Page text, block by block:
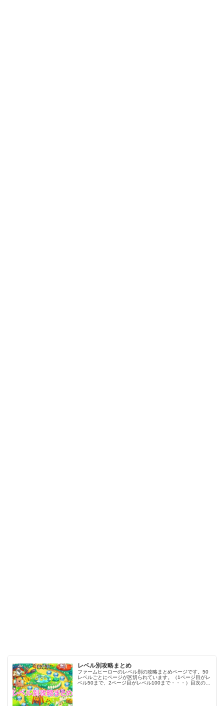
レベル別攻略まとめ
ファームヒーローのレベル別の攻略まとめページです。50
レベルごとにページが区切られています。（1ページ目がレ
ベル50まで、2ページ目がレベル100まで・・・）目次のリ